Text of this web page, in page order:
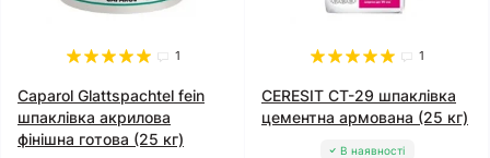
1
Caparol Glattspachtel fein
шпаклівка акрилова
фінішна готова (25 кг)
1
CERESIT CT-29 шпаклівка
цементна армована (25 кг)
В наявності